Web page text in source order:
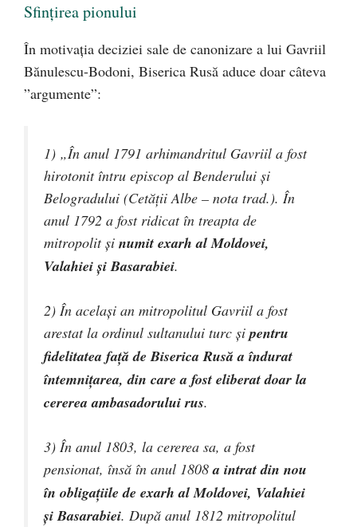
Sfințirea pionului
În motivația deciziei sale de canonizare a lui Gavriil
Bănulescu-Bodoni, Biserica Rusă aduce doar câteva
”argumente”:
1) „În anul 1791 arhimandritul Gavriil a fost
hirotonit întru episcop al Benderului și
Belogradului (Cetății Albe – nota trad.). În
anul 1792 a fost ridicat în treapta de
mitropolit și numit exarh al Moldovei,
Valahiei și Basarabiei.
2) În același an mitropolitul Gavriil a fost
arestat la ordinul sultanului turc șipentru
fidelitatea față de Biserica Rusă a îndurat
întemnițarea, din care a fost eliberat doar la
cererea ambasadorului rus.
3) În anul 1803, la cererea sa, a fost
pensionat, însă în anul 1808a intrat din nou
în obligațiile de exarh al Moldovei, Valahiei
și Basarabiei. După anul 1812 mitropolitul